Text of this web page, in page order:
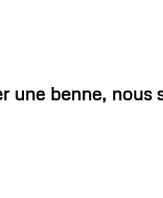
une benne, nous